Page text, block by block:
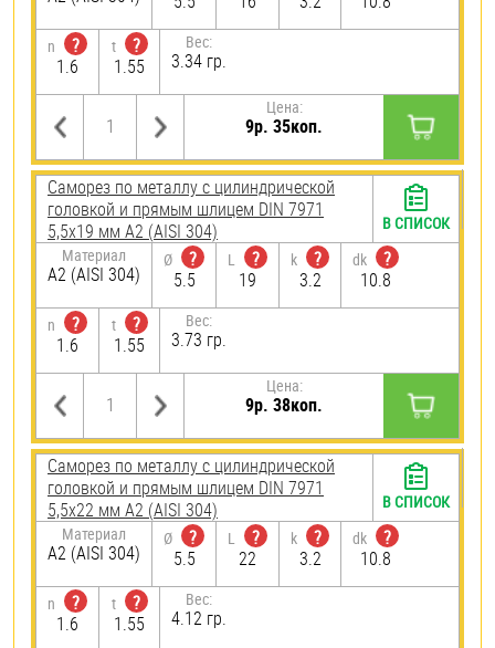
n
?
1.6
t
?
1.55
Вес:
3.34 гр.
Цена:
9р. 35коп.
Саморез по металлу с цилиндрической
головкой и прямым шлицем DIN 7971
5,5х19 мм А2 (AISI 304)
Материал
А2 (AISI 304)
Ø
?
5.5
L
?
19
k
?
3.2
dk
?
10.8
n
?
1.6
t
?
1.55
Вес:
3.73 гр.
Цена:
9р. 38коп.
В СПИСОК
Саморез по металлу с цилиндрической
головкой и прямым шлицем DIN 7971
5,5х22 мм А2 (AISI 304)
Материал
А2 (AISI 304)
Ø
?
5.5
L
?
22
k
?
3.2
dk
?
10.8
n
?
1.6
t
?
1.55
Вес:
4.12 гр.
В СПИСОК